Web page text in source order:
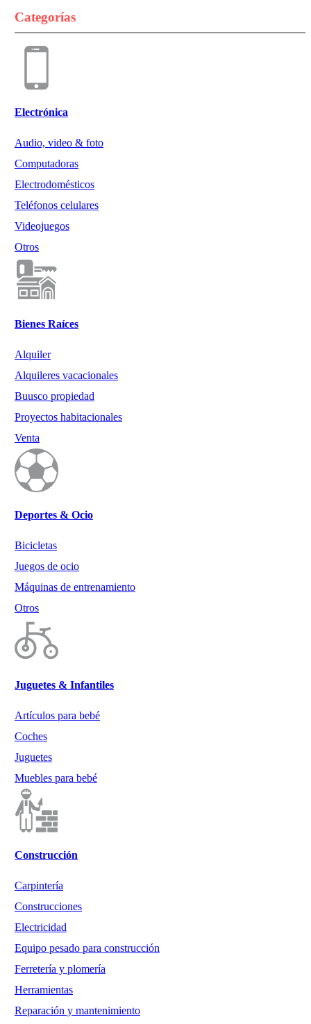
Categorías
Electrónica
Audio, video & foto
Computadoras
Electrodomésticos
Teléfonos celulares
Videojuegos
Otros
Bienes Raíces
Alquiler
Alquileres vacacionales
Buusco propiedad
Proyectos habitacionales
Venta
Deportes & Ocio
Bicicletas
Juegos de ocio
Máquinas de entrenamiento
Otros
Juguetes & Infantiles
Artículos para bebé
Coches
Juguetes
Muebles para bebé
Construcción
Carpintería
Construcciones
Electricidad
Equipo pesado para construcción
Ferretería y plomería
Herramientas
Reparación y mantenimiento